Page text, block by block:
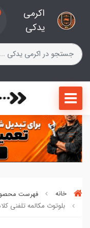
اکرمی
یدکی
خانه
فهرست
بلوتوث مکالمه تلفنی